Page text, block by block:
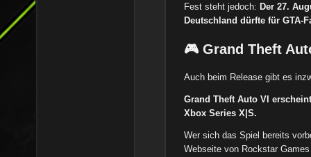
Fest steht jedoch: Der 27.
Deutschland dürfte für GTA-
🎮 Grand Theft
Auch beim Release gibt es
Grand Theft Auto VI
Xbox Series X|S.
Wer sich das Spiel bereits
Webseite von Rockstar